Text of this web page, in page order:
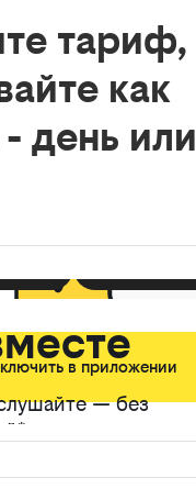
тариф,
как
день или
— без
в приложении